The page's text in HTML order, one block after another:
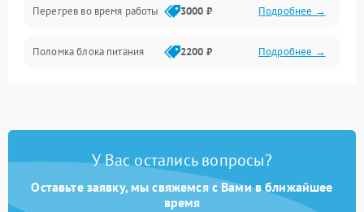
Корпус/Герметичность
Интерфейсы
Перегрев во время работы 3000 ₽ Подробнее →
Поломка блока питания 2200 ₽ Подробнее →
У Вас остались вопросы?
Оставьте заявку, мы свяжемся с Вами в ближайшее
время